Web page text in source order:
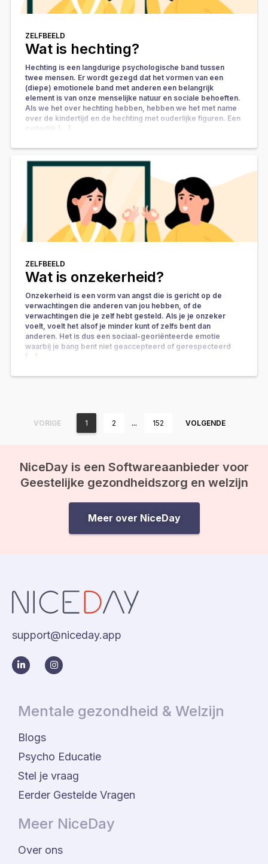
ZELFBEELD
Wat is hechting?
Hechting is een langdurige psychologische band tussen
twee mensen. Er wordt gezegd dat het vormen van een
(diepe) emotionele band met anderen een belangrijk
element is van onze menselijke natuur en sociale behoeften.
Als we het over hechting hebben, hebben we het met name
over de kindertijd en de hechting met ouderlijke figuren. Een
ouderlijk […]
ZELFBEELD
Wat is onzekerheid?
Onzekerheid is een vorm van angst die is gericht op de
verwachtingen die anderen van jou hebben, of de
verwachtingen die je zelf hebt gesteld. Als je je onzeker
voelt, voelt het alsof je minder kunt of zelfs bent dan
anderen. Het is dus een sociaal-georiënteerde emotie
waarbij je bang bent niet geaccepteerd of gerespecteerd
[…]
VORIGE 1 2 … 152 VOLGENDE
NiceDay is een Softwareaanbieder voor
Geestelijke gezondheidszorg en welzijn
Meer over NiceDay
support@niceday.app
Mentale gezondheid & Welzijn
Blogs
Psycho Educatie
Stel je vraag
Eerder Gestelde Vragen
Meer NiceDay
Over ons